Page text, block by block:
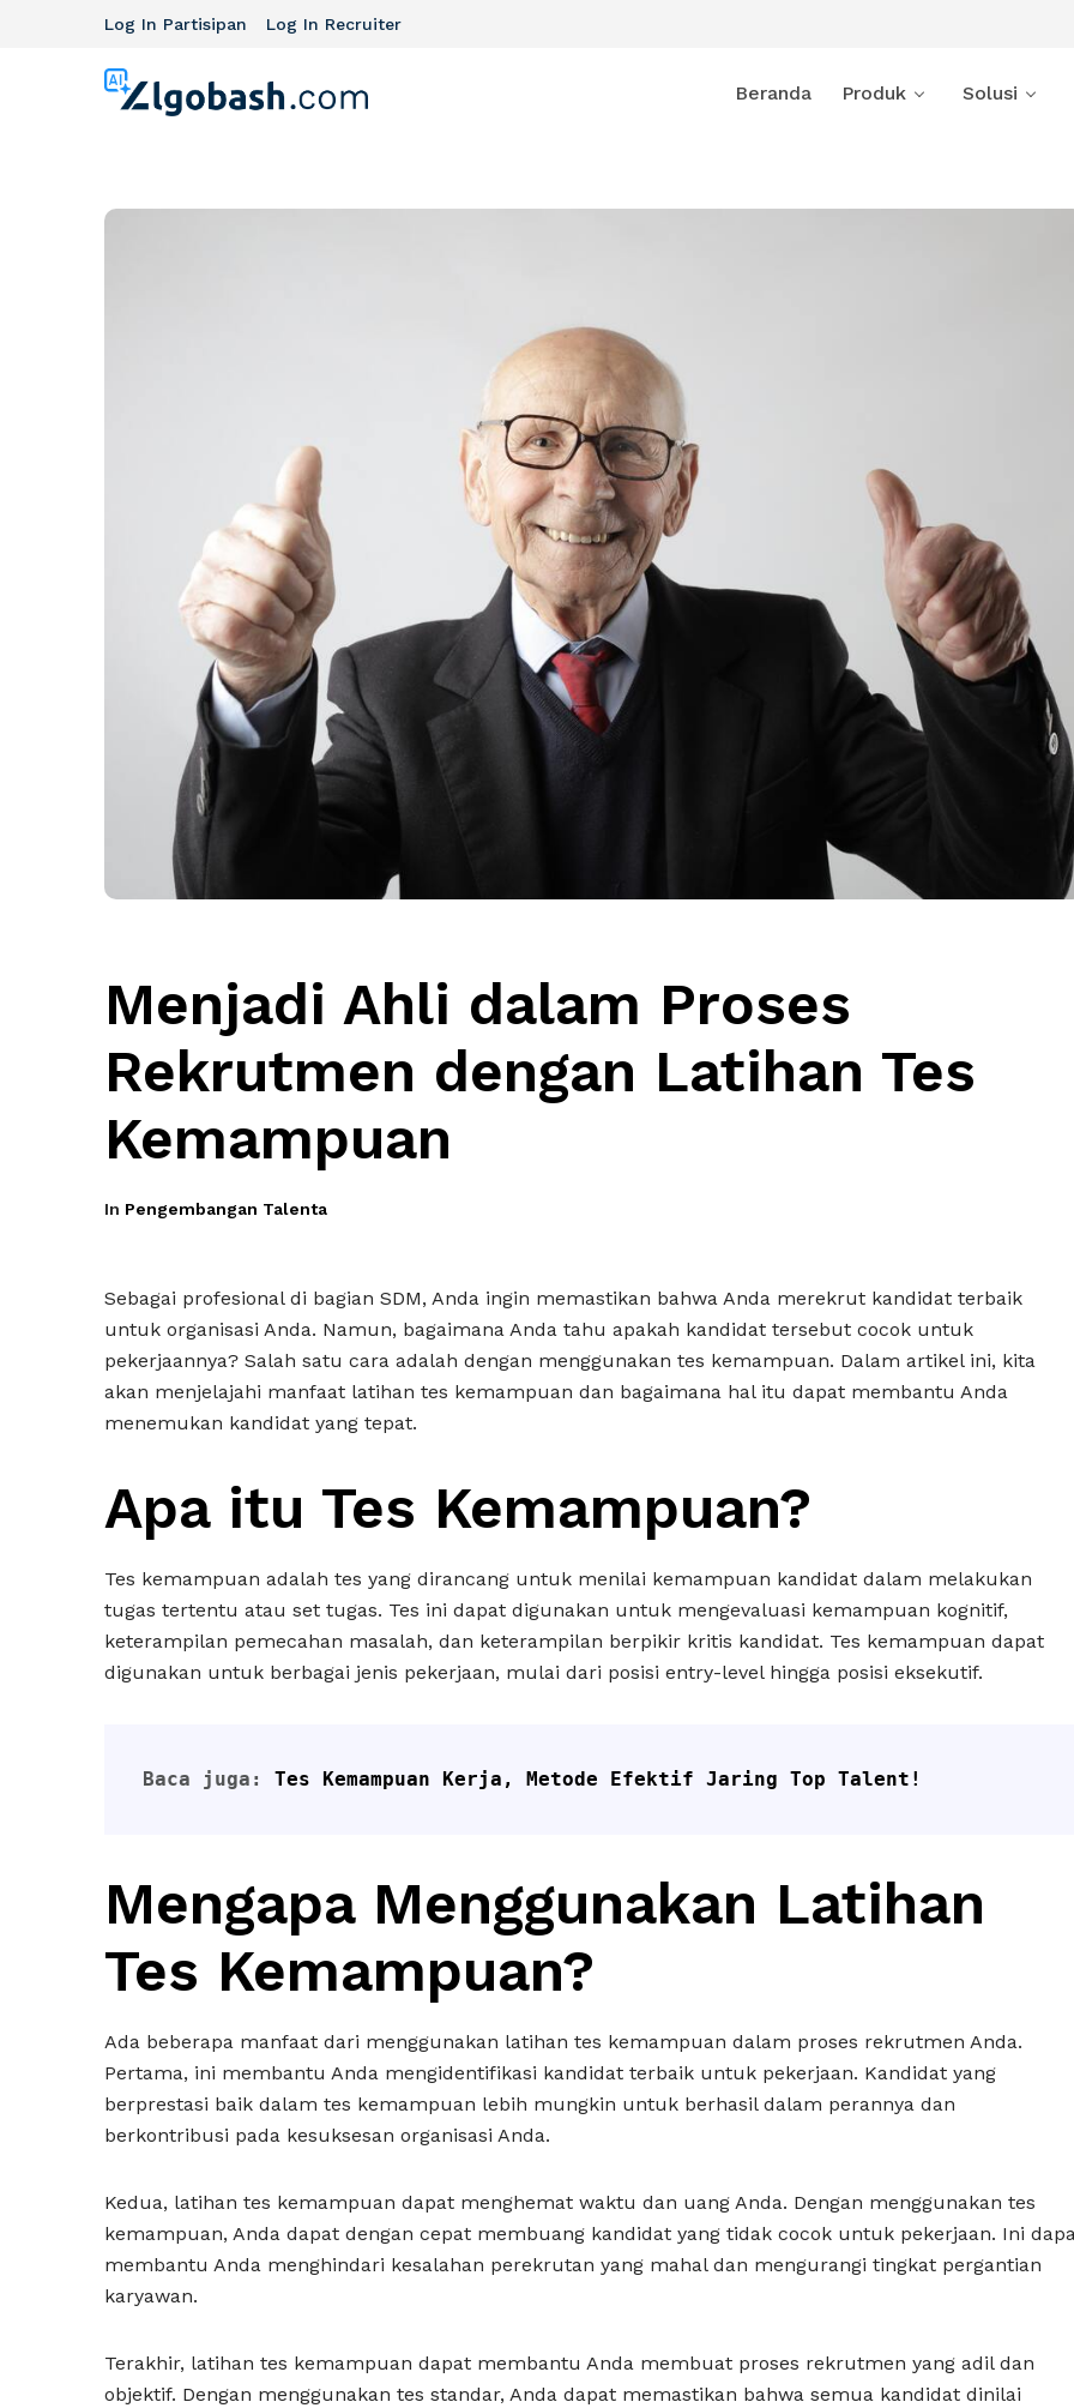
Log In Partisipan Log In Recruiter
Beranda Produk Solusi
Menjadi Ahli dalam Proses
Rekrutmen dengan Latihan Tes
Kemampuan
In Pengembangan Talenta
Sebagai profesional di bagian SDM, Anda ingin memastikan bahwa Anda merekrut kandidat terbaik
untuk organisasi Anda. Namun, bagaimana Anda tahu apakah kandidat tersebut cocok untuk
pekerjaannya? Salah satu cara adalah dengan menggunakan tes kemampuan. Dalam artikel ini, kita
akan menjelajahi manfaat latihan tes kemampuan dan bagaimana hal itu dapat membantu Anda
menemukan kandidat yang tepat.
Apa itu Tes Kemampuan?
Tes kemampuan adalah tes yang dirancang untuk menilai kemampuan kandidat dalam melakukan
tugas tertentu atau set tugas. Tes ini dapat digunakan untuk mengevaluasi kemampuan kognitif,
keterampilan pemecahan masalah, dan keterampilan berpikir kritis kandidat. Tes kemampuan dapat
digunakan untuk berbagai jenis pekerjaan, mulai dari posisi entry-level hingga posisi eksekutif.
Baca juga: Tes Kemampuan Kerja, Metode Efektif Jaring Top Talent!
Mengapa Menggunakan Latihan
Tes Kemampuan?
Ada beberapa manfaat dari menggunakan latihan tes kemampuan dalam proses rekrutmen Anda.
Pertama, ini membantu Anda mengidentifikasi kandidat terbaik untuk pekerjaan. Kandidat yang
berprestasi baik dalam tes kemampuan lebih mungkin untuk berhasil dalam perannya dan
berkontribusi pada kesuksesan organisasi Anda.
Kedua, latihan tes kemampuan dapat menghemat waktu dan uang Anda. Dengan menggunakan tes
kemampuan, Anda dapat dengan cepat membuang kandidat yang tidak cocok untuk pekerjaan. Ini
membantu Anda menghindari kesalahan perekrutan yang mahal dan mengurangi tingkat pergantian
karyawan.
Terakhir, latihan tes kemampuan dapat membantu Anda membuat proses rekrutmen yang adil dan
objektif. Dengan menggunakan tes standar, Anda dapat memastikan bahwa semua kandidat dinilai